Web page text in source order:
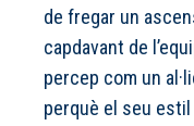
de fregar un
capdavant de
percep com un
perquè el seu